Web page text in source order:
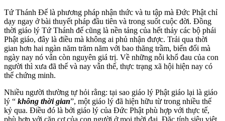
Tứ Thánh Đế là phương pháp nhận thức và tu tập mà Đức Phật chỉ
dạy ngay ở bài thuyết pháp đầu tiên và trong suốt cuộc đời. Đồng
thời giáo lý Tứ Thánh đế cũng là nền tảng của hết thảy các bộ phái
Phật giáo, đây là điều mà không ai phủ nhận được. Trải qua thời
gian hơn hai ngàn năm trăm năm với bao thăng trầm, biến đổi mà
ngày nay nó vẫn còn nguyên giá trị. Về những nỗi khổ đau của con
người thì xưa đã thế và nay vẫn thế, thực trạng xã hội hiện nay có
thể chứng minh.
Nhiều người thường tự hỏi rằng: tại sao giáo lý Phật giáo lại là giáo
lý “ không thời gian”, một giáo lý đã hiện hữu từ trong nhiều thế
kỷ qua. Điều đó là bởi giáo lý của Đức Phật phù hợp với thực tế,
phù hợp với căn cơ của con người ở mọi thời đại. Đặc tính siêu việt